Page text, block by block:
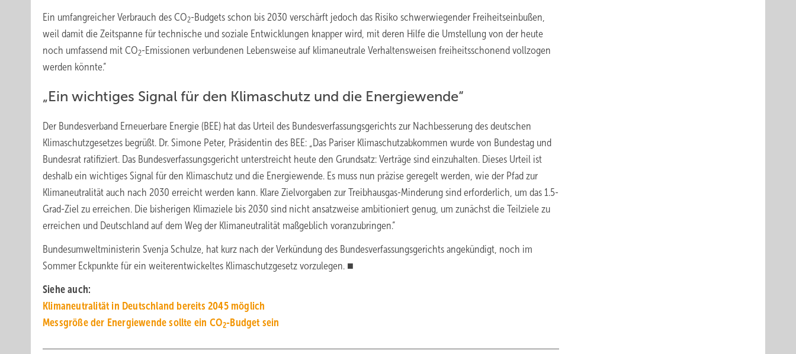
Ein umfangreicher Verbrauch des CO2-Budgets schon bis 2030 verschärft jedoch das Risiko schwerwiegender Freiheitseinbußen,
weil damit die Zeitspanne für technische und soziale Entwicklungen knapper wird, mit deren Hilfe die Umstellung von der heute
noch umfassend mit CO2-Emissionen verbundenen Lebensweise auf klimaneutrale Verhaltensweisen freiheitsschonend vollzogen
werden könnte.“
„Ein wichtiges Signal für den Klimaschutz und die Energiewende“
Der Bundesverband Erneuerbare Energie (BEE) hat das Urteil des Bundesverfassungsgerichts zur Nachbesserung des deutschen
Klimaschutzgesetzes begrüßt. Dr. Simone Peter, Präsidentin des BEE: „Das Pariser Klimaschutzabkommen wurde von Bundestag und
Bundesrat ratifiziert. Das Bundesverfassungsgericht unterstreicht heute den Grundsatz: Verträge sind einzuhalten. Dieses Urteil ist
deshalb ein wichtiges Signal für den Klimaschutz und die Energiewende. Es muss nun präzise geregelt werden, wie der Pfad zur
Klimaneutralität auch nach 2030 erreicht werden kann. Klare Zielvorgaben zur Treibhausgas-Minderung sind erforderlich, um das 1.5-
Grad-Ziel zu erreichen. Die bisherigen Klimaziele bis 2030 sind nicht ansatzweise ambitioniert genug, um zunächst die Teilziele zu
erreichen und Deutschland auf dem Weg der Klimaneutralität maßgeblich voranzubringen.“
Bundesumweltministerin Svenja Schulze, hat kurz nach der Verkündung des Bundesverfassungsgerichts angekündigt, noch im
Sommer Eckpunkte für ein weiterentwickeltes Klimaschutzgesetz vorzulegen. ■
Siehe auch:
Klimaneutralität in Deutschland bereits 2045 möglich
Messgröße der Energiewende sollte ein CO2-Budget sein